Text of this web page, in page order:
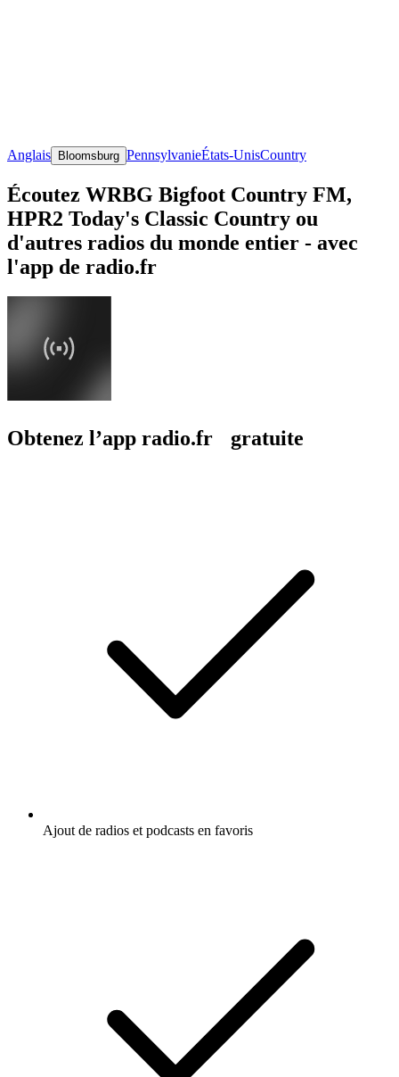
Anglais Bloomsburg PennsylvanieÉtats-UnisCountry
Écoutez WRBG Bigfoot Country FM,
HPR2 Today's Classic Country ou
d'autres radios du monde entier - avec
l'app de radio.fr
Obtenez l’app radio.fr gratuite
Ajout de radios et podcasts en favoris